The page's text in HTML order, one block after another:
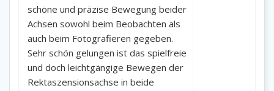
schöne und präzise Bewegung beider
Achsen sowohl beim Beobachten als
auch beim Fotografieren gegeben.
Sehr schön gelungen ist das spielfreie
und doch leichtgängige Bewegen der
Rektaszensionsachse in beide